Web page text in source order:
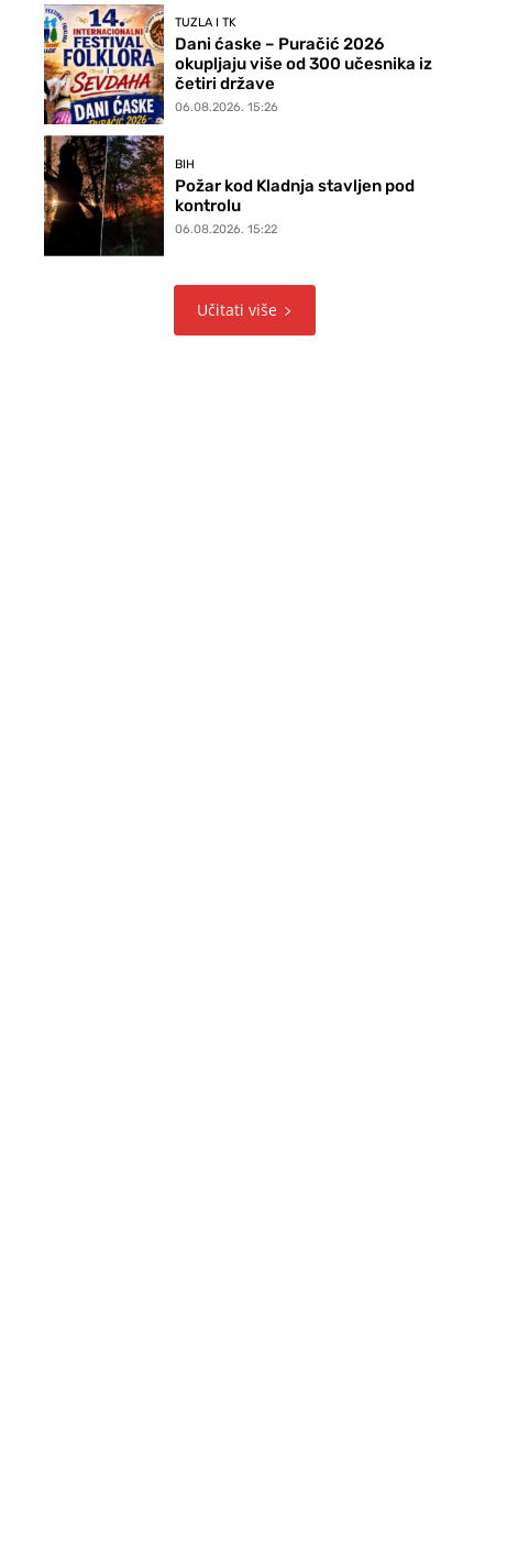
TUZLA I TK
Dani ćaske – Puračić 2026
okupljaju više od 300 učesnika iz
četiri države
06.08.2026. 15:26
BIH
Požar kod Kladnja stavljen pod
kontrolu
06.08.2026. 15:22
Učitati više